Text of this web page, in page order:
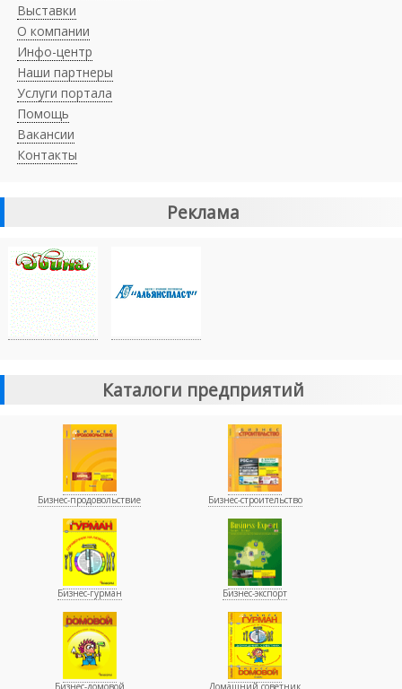
Выставки
О компании
Инфо-центр
Наши партнеры
Услуги портала
Помощь
Вакансии
Контакты
Реклама
Каталоги предприятий
Бизнес-продовольствие Бизнес-строительство
Бизнес-гурман Бизнес-экспорт